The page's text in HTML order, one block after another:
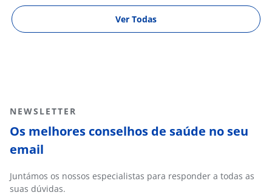
Ver Todas
NEWSLETTER
Os melhores conselhos de saúde no seu
email
Juntámos os nossos especialistas para responder a todas as
suas dúvidas.